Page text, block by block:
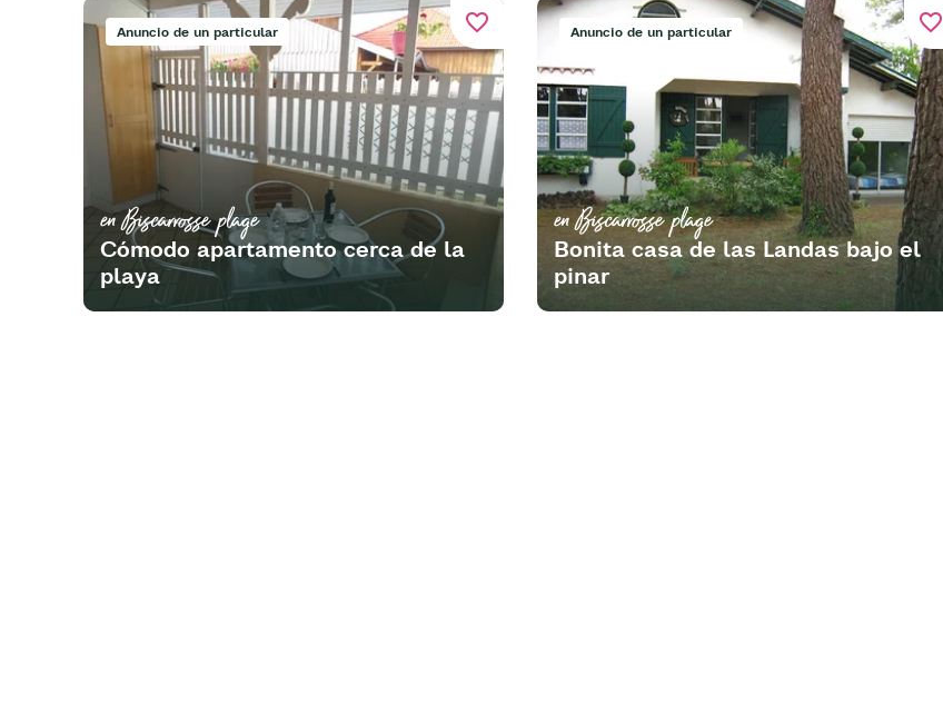
favorite_border
Anuncio de un particular
en Biscarrosse plage
Cómodo apartamento cerca de la
playa
favorite_border
Anuncio de un particular
en Biscarrosse plage
Bonita casa de las Landas bajo el
pinar